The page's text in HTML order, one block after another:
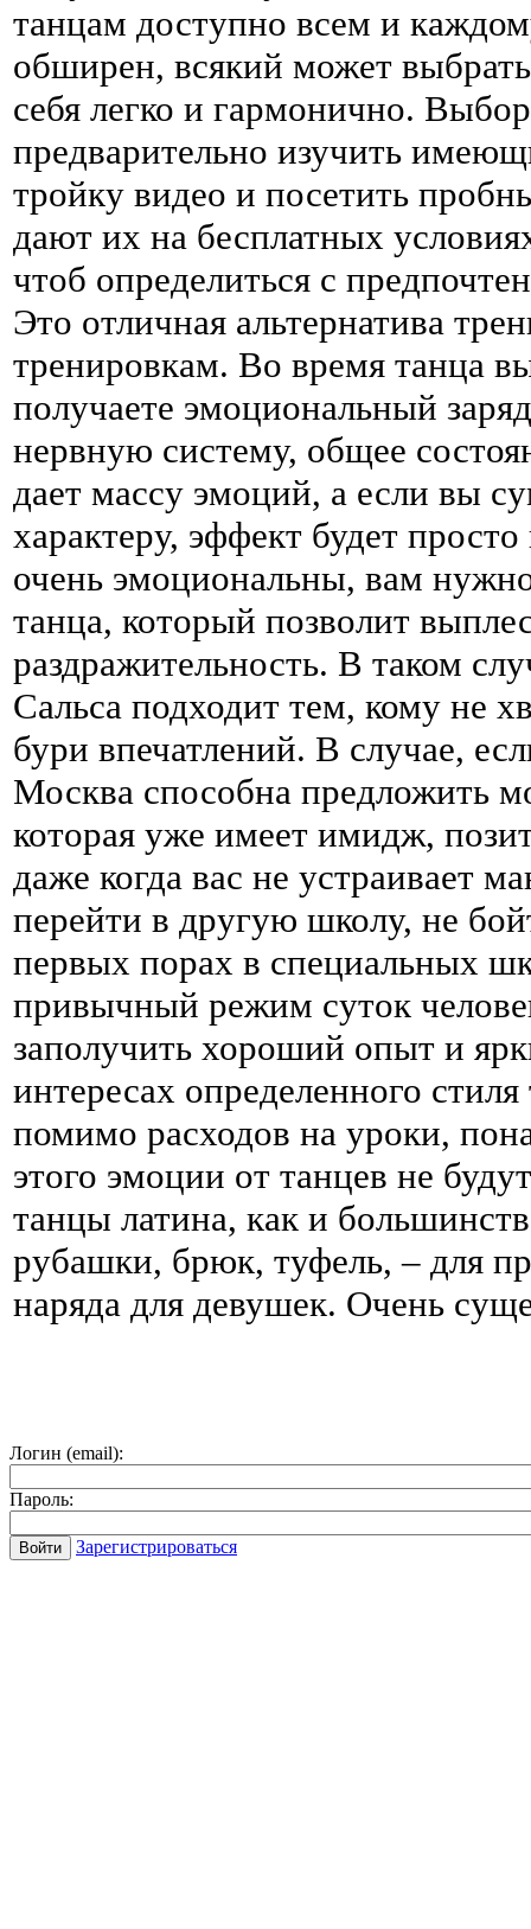
танцам доступно всем и
обширен, всякий может
себя легко и гармонично.
предварительно изучить
тройку видео и посетить
дают их на бесплатных
чтоб определиться с
Это отличная альтернатива
тренировкам. Во время танца
получаете эмоциональный
нервную систему, общее
дает массу эмоций, а если вы
характеру, эффект будет
очень эмоциональны, вам
танца, который позволит
раздражительность. В таком
Сальса подходит тем, кому не
бури впечатлений. В случае,
Москва способна предложить
которая уже имеет имидж,
даже когда вас не устраивает
перейти в другую школу, не
первых порах в специальных
привычный режим суток
заполучить хороший опыт и
интересах определенного
помимо расходов на уроки,
этого эмоции от танцев не
танцы латина, как и
рубашки, брюк, туфель, – для
наряда для девушек. Очень
Логин (email):
Пароль:
Зарегистрироваться